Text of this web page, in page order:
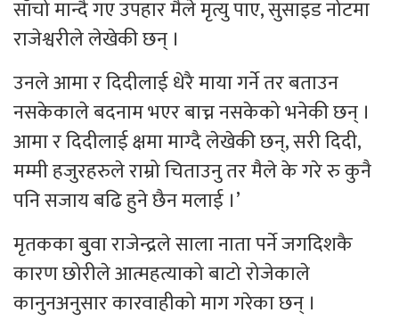
साँचो मान्दै गए उपहार मैले मृत्यु पाए, सुसाइड नोटमा
राजेश्वरीले लेखेकी छन् ।
उनले आमा र दिदीलाई धेरै माया गर्ने तर बताउन
नसकेकाले बदनाम भएर बाच्न नसकेको भनेकी छन् ।
आमा र दिदीलाई क्षमा माग्दै लेखेकी छन्, सरी दिदी,
मम्मी हजुरहरुले राम्रो चिताउनु तर मैले के गरे रु कुनै
पनि सजाय बढि हुने छैन मलाई ।’
मृतकका बुुवा राजेन्द्रले साला नाता पर्ने जगदिशकै
कारण छोरीले आत्महत्याको बाटो रोजेकाले
कानुनअनुसार कारवाहीको माग गरेका छन् ।